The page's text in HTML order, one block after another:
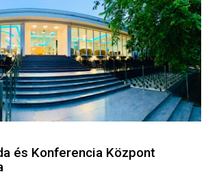
és Konferencia Központ